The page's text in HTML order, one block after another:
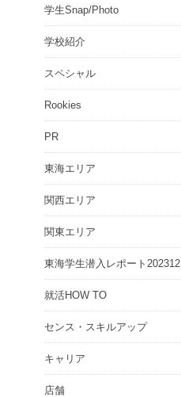
学生Snap/Photo
学校紹介
スペシャル
Rookies
PR
東海エリア
関西エリア
関東エリア
東海学生潜入レポート202312
就活HOW TO
センス・スキルアップ
キャリア
店舗